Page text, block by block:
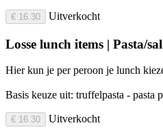
€ 16.30 Uitverkocht
Losse lunch items | Pasta/
Hier kun je per peroon je lunch
Basis keuze uit: truffelpasta - pasta
€ 16.30 Uitverkocht